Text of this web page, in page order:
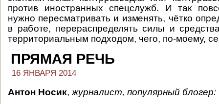
против иностранных спецслужб. И так
нужно пересматривать и изменять, чётко
в работе, перераспределять силы и
территориальным подходом, чего, по-моему,
ПРЯМАЯ РЕЧЬ
16 ЯНВАРЯ 2014
Антон Носик, журналист, популярный блогер: